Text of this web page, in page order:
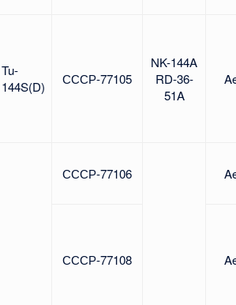
Tu-
144S(D)
СССР-77105
NK-144A
RD-36-
51A
СССР-77106
СССР-77108